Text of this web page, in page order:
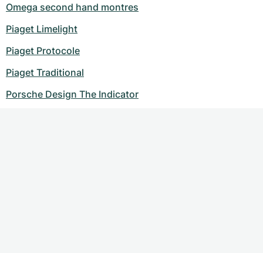
Omega second hand montres
Piaget Limelight
Piaget Protocole
Piaget Traditional
Porsche Design The Indicator